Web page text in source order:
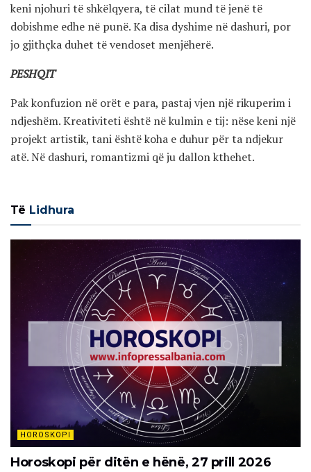
keni njohuri të shkëlqyera, të cilat mund të jenë të
dobishme edhe në punë. Ka disa dyshime në dashuri, por
jo gjithçka duhet të vendoset menjëherë.
PESHQIT
Pak konfuzion në orët e para, pastaj vjen një rikuperim i
ndjeshëm. Kreativiteti është në kulmin e tij: nëse keni një
projekt artistik, tani është koha e duhur për ta ndjekur
atë. Në dashuri, romantizmi që ju dallon kthehet.
Të Lidhura
HOROSKOPI
Horoskopi për ditën e hënë, 27 prill 2026